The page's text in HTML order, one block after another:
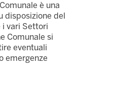
è una
disposizione del
i vari Settori
Comunale si
eventuali
emergenze